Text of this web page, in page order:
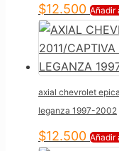
$12.500 Añadir
axial chevrolet
leganza 1997-2002
$12.500 Añadir